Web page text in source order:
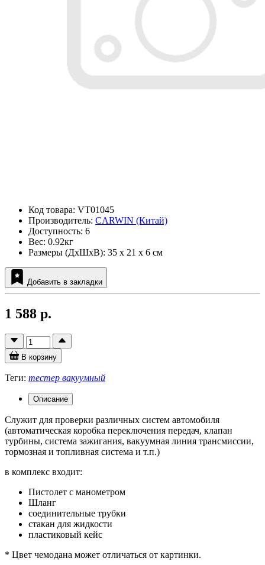
Код товара: VT01045
Производитель: CARWIN (Китай)
Доступность: 6
Вес: 0.92кг
Размеры (ДxШxВ): 35 x 21 x 6 см
Добавить в закладки
1 588 р.
В корзину
Теги: тестер вакуумный
Описание
Служит для проверки различных систем автомобиля
(автоматическая коробка переключения передач, клапан
турбины, система зажигания, вакуумная линия трансмиссии,
тормозная и топливная система и т.п.)
в комплекс входит:
Пистолет с манометром
Шланг
соединительные трубки
стакан для жидкости
пластиковый кейс
* Цвет чемодана может отличаться от картинки.